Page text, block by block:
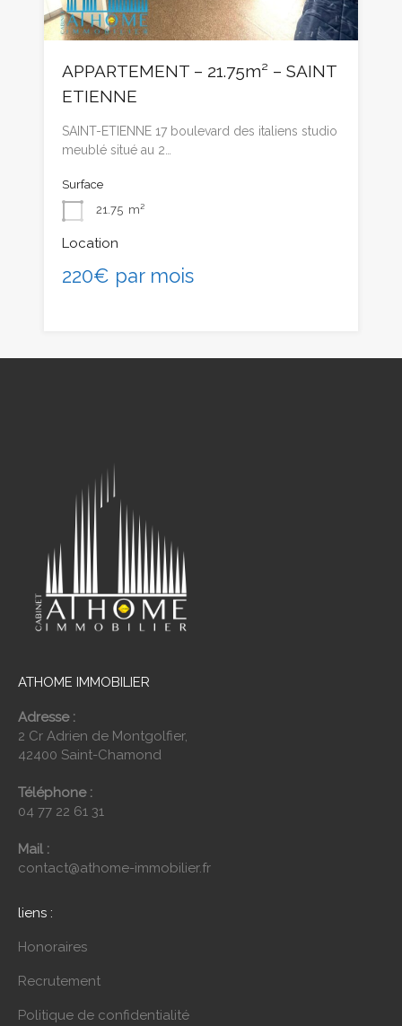
APPARTEMENT – 21.75m² – SAINT
ETIENNE
SAINT-ETIENNE 17 boulevard des italiens studio
meublé situé au 2…
Surface
21.75 m²
Location
220€ par mois
ATHOME IMMOBILIER
Adresse :
2 Cr Adrien de Montgolfier,
42400 Saint-Chamond
Téléphone :
04 77 22 61 31
Mail :
contact@athome-immobilier.fr
liens :
Honoraires
Recrutement
Politique de confidentialité